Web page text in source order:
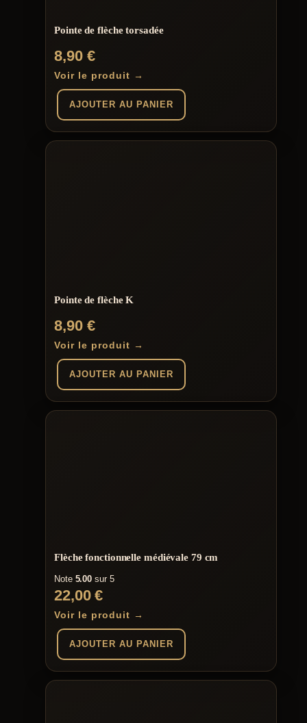
Pointe de flèche torsadée
8,90 €
Voir le produit →
AJOUTER AU PANIER
Pointe de flèche K
8,90 €
Voir le produit →
AJOUTER AU PANIER
Flèche fonctionnelle médiévale 79 cm
Note 5.00 sur 5
22,00€
Voir le produit →
AJOUTER AU PANIER